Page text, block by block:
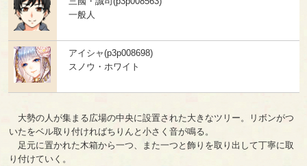
一般人
アイシャ(p3p008698)
スノウ・ホワイト
大勢の人が集まる広場の中央に設置された大きなツリー。リボンがつ
いたをベル取り付ければちりんと小さく音が鳴る。
足元に置かれた木箱から一つ、また一つと飾りを取り出して丁寧に取
り付けていく。